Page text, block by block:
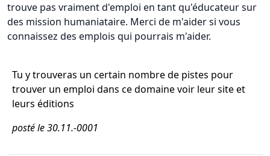
trouve pas vraiment d'emploi en tant qu'éducateur sur
des mission humaniataire. Merci de m'aider si vous
connaissez des emplois qui pourrais m'aider.
Tu y trouveras un certain nombre de pistes pour
trouver un emploi dans ce domaine voir leur site et
leurs éditions
posté le 30.11.-0001